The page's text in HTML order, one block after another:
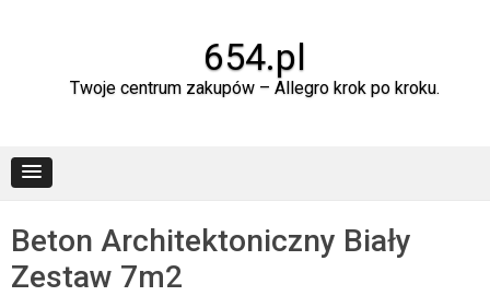
654.pl
Twoje centrum zakupów – Allegro krok po kroku.
Beton Architektoniczny Biały
Zestaw 7m2